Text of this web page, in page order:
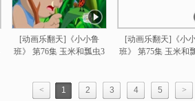
[动画乐翻天]《小小鲁
班》 第76集 玉米和瓢虫3
[动画乐翻天]《小
班》 第75集 玉米和
< 1 2 3 4 5 >